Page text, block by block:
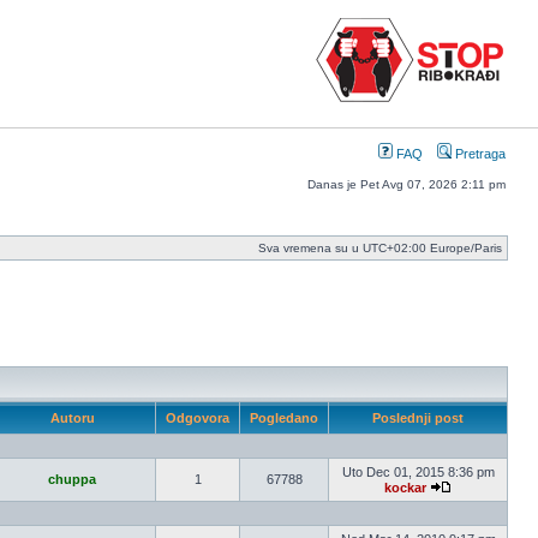
FAQ Pretraga
Danas je Pet Avg 07, 2026 2:11 pm
Sva vremena su u UTC+02:00 Europe/Paris
Autoru Odgovora Pogledano Poslednji post
chuppa 1 67788
Uto Dec 01, 2015 8:36 pm
kockar
Pogledaj
post